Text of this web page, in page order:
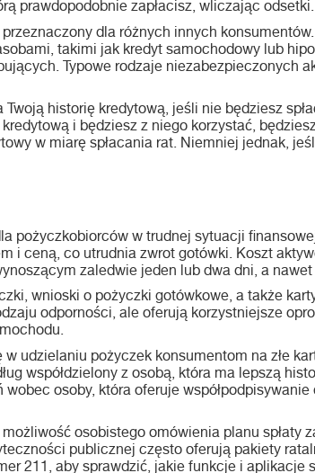
prawdopodobnie zapłacisz, wliczając odsetki.
dla różnych innych
takimi jak kredyt samochodowy lub
Typowe rodzaje niezabezpieczonych
historię kredytową, jeśli nie będziesz
i będziesz z niego korzystać,
w miarę spłacania rat. Niemniej jednak,
pożyczkobiorców w trudnej sytuacji
i ceną, co utrudnia zwrot gotówki. Koszt
zaledwie jeden lub dwa dni, a
wnioski o pożyczki gotówkowe, a także
odporności, ale oferują korzystniejsze
udzielaniu pożyczek konsumentom na złe
współdzielony z osobą, która ma lepszą
osoby, która oferuje współpodpisywanie
osobistego omówienia planu spłaty
publicznej często oferują pakiety
211, aby sprawdzić, jakie funkcje i aplikacje